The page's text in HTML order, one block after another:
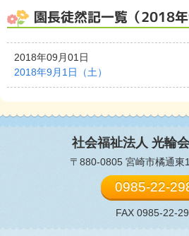
園長徒然記一覧（2018年
2018年09月01日
2018年9月1日（土）
社会福祉法人 光輪
〒880-0805 宮崎市橘通東
0985-22-
FAX 0985-22-